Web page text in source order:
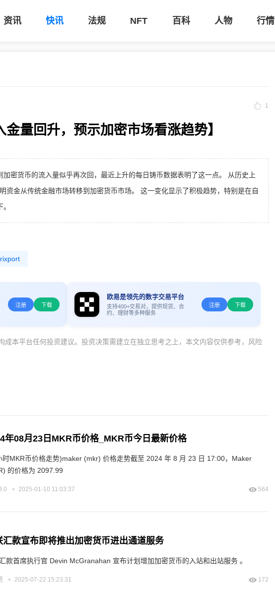
资讯 快讯 法规 NFT 百科 人物 行情
1
量回升，预示加密市场看涨趋势】
密货币的流入量似乎再次回，最近上升的每日铸币数据表明了这一点。 从历史上
资金从传统金融市场转移到加密货币市场。 这一变化显示了积极趋势，特别是在自
注册 下载
欧易是领先的数字交易平台
支持400+交易对，提供现货、合
约、理财等多种服务
注册 下载
成本平台任何投资建议。投资决策需建立在独立思考之上，本文内容仅供参考，风险
年08月23日MKR币价格_MKR币今日最新价格
时MKR币价格走势)maker (mkr) 价格走势截至 2024 年 8 月 23 日 17:00，Maker
的价格为 2097.99
2025-01-10 11:03:37 564
汇款宣布即将推出加密货币进出通道服务
款首席执行官 Devin McGranahan 宣布计划增加加密货币的入站和出站服务 。
2025-07-22 15:23:31 172